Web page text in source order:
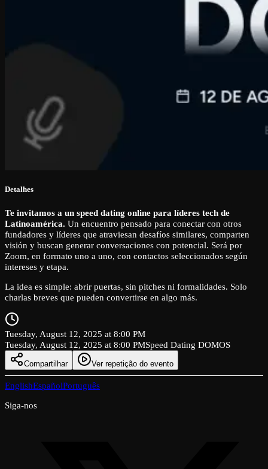
Detalhes
Te invitamos a un speed dating online para líderes tech de
Latinoamérica. Un encuentro pensado para conectar con otros
fundadores y líderes que atraviesan desafíos similares, comparten
visión y buscan generar conversaciones con potencial. Será por
Zoom, en formato uno a uno, con contactos seleccionados según
intereses y etapa.
La idea es simple: abrir puertas, sin pitches ni formalidades. Solo
charlas breves que pueden convertirse en algo más.
Tuesday, August 12, 2025 at 8:00 PM
Tuesday, August 12, 2025 at 8:00 PMSpeed Dating DOMOS
Compartilhar Ver repetição do evento
EnglishEspañolPortuguês
Siga-nos